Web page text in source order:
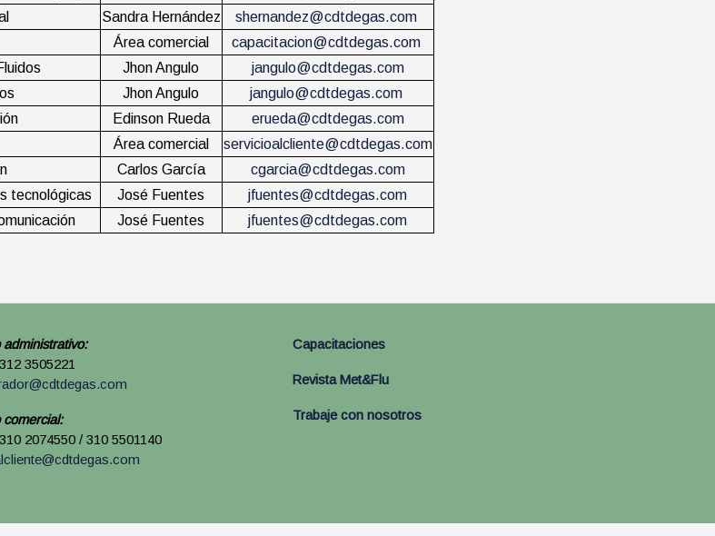
Sandra Hernández
shernandez@cdtdegas.com
Área comercial
capacitacion@cdtdegas.com
Jhon Angulo
jangulo@cdtdegas.com
Jhon Angulo
jangulo@cdtdegas.com
Edinson Rueda
erueda@cdtdegas.com
Área comercial
servicioalcliente@cdtdegas.com
Carlos García
cgarcia@cdtdegas.com
tecnológicas
José Fuentes
jfuentes@cdtdegas.com
José Fuentes jfuentes@cdtdegas.com
administrativo:
3505221
comercial:
2074550 / 310 5501140
Capacitaciones
Revista Met&Flu
Trabaje con nosotros